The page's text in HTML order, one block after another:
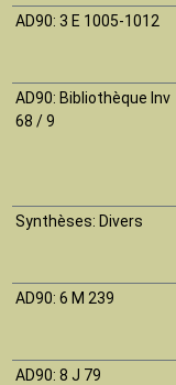
AD90: 3 E 1005-1012
AD90: Bibliothèque Inv
68 / 9
Synthèses: Divers
AD90: 6 M 239
AD90: 8 J 79